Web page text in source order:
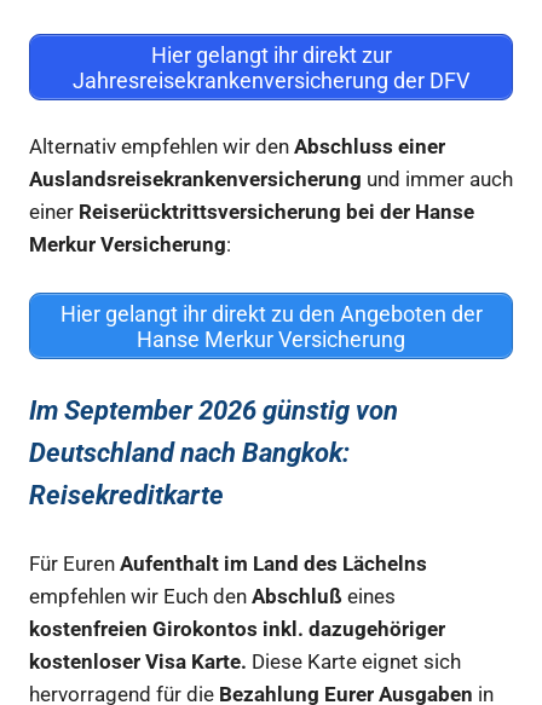
Hier gelangt ihr direkt zur
Jahresreisekrankenversicherung der DFV
Alternativ empfehlen wir den Abschluss einer
Auslandsreisekrankenversicherung und immer auch
einer Reiserücktrittsversicherung bei der Hanse
Merkur Versicherung:
Hier gelangt ihr direkt zu den Angeboten der
Hanse Merkur Versicherung
Im September 2026 günstig von
Deutschland nach Bangkok:
Reisekreditkarte
Für Euren Aufenthalt im Land des Lächelns
empfehlen wir Euch den Abschluß eines
kostenfreien Girokontos inkl. dazugehöriger
kostenloser Visa Karte. Diese Karte eignet sich
hervorragend für die Bezahlung Eurer Ausgaben in